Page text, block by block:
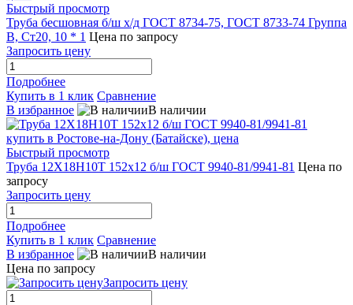
Быстрый просмотр
Труба бесшовная б/ш х/д ГОСТ 8734-75, ГОСТ 8733-74 Группа
В, Ст20, 10 * 1 Цена по запросу
Запросить цену
Подробнее
Купить в 1 клик Сравнение
В избранное
В наличии
Быстрый просмотр
Труба 12Х18Н10Т 152х12 б/ш ГОСТ 9940-81/9941-81 Цена по
запросу
Запросить цену
Подробнее
Купить в 1 клик Сравнение
В избранное
В наличии
Цена по запросу
Запросить цену